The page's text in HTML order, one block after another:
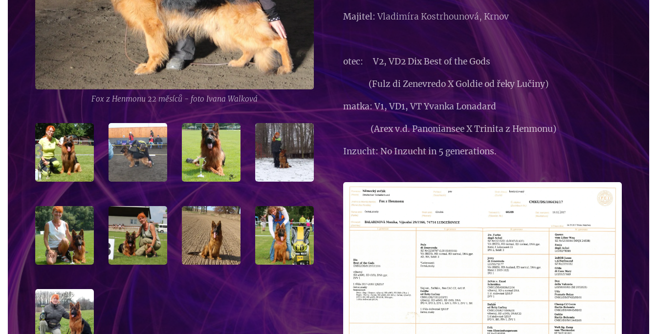
Fox z Henmonu 22 měsíců - foto Ivana Walková
Majitel:Vladimíra Kostrhounová, Krnov
otec: V2, VD2 Dix Best of the Gods
(Fulz di Zenevredo X Goldie od řeky Lučiny)
matka: V1, VD1, VT Yvanka Lonadard
(Arex v.d. Panoniansee X Trinita z Henmonu)
Inzucht: No Inzucht in 5 generations.